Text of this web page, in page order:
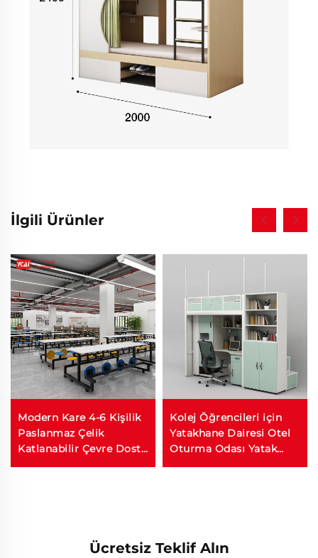
İlgili Ürünler
Modern Kare 4-6 Kişilik
Paslanmaz Çelik
Katlanabilir Çevre Dostu
Okul Lokantası Yemek
Kolej Öğrencileri için
Yatakhane Dairesi Otel
Oturma Odası Yatak
Odası için Modern Metal
Ücretsiz Teklif Alın